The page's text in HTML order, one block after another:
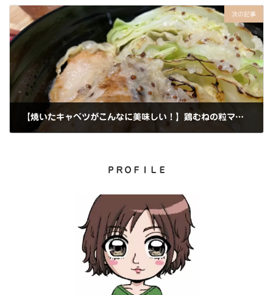
次の記事
【焼いたキャベツがこんなに美味しい！】鶏むねの粒マスタードクリームソース
ＰＲＯＦＩＬＥ